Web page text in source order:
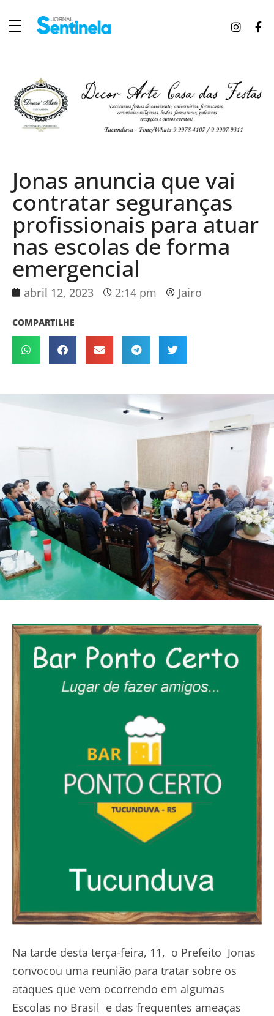
Jonas anuncia que vai
contratar seguranças
profissionais para atuar
nas escolas de forma
emergencial
abril 12, 2023 2:14 pm Jairo
COMPARTILHE
Na tarde desta terça-feira, 11, o Prefeito Jonas
convocou uma reunião para tratar sobre os
ataques que vem ocorrendo em algumas
Escolas no Brasil e das frequentes ameaças